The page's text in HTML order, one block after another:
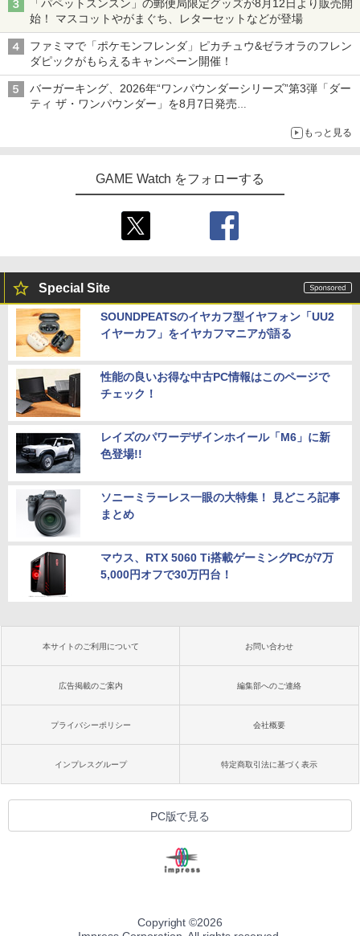
「パペットスンスン」の郵便局限定グッズが8月12日より販売開
始！ マスコットやがまぐち、レターセットなどが登場
ファミマで「ポケモンフレンダ」ピカチュウ&ゼラオラのフレン
ダピックがもらえるキャンペーン開催！
バーガーキング、2026年“ワンパウンダーシリーズ”第3弾「ダー
ティ ザ・ワンパウンダー」を8月7日発売
もっと見る
GAME Watch をフォローする
Special Site
SOUNDPEATSのイヤカフ型イヤフォン「UU2
イヤーカフ」をイヤカフマニアが語る
性能の良いお得な中古PC情報はこのページで
チェック！
レイズのパワーデザインホイール「M6」に新
色登場!!
ソニーミラーレス一眼の大特集！ 見どころ記事
まとめ
マウス、RTX 5060 Ti搭載ゲーミングPCが7万
5,000円オフで30万円台！
本サイトのご利用について お問い合わせ
広告掲載のご案内 編集部へのご連絡
プライバシーポリシー 会社概要
インプレスグループ 特定商取引法に基づく表示
PC版で見る
Copyright ©2026